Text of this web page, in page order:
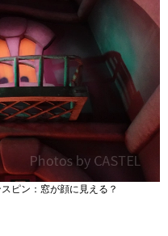
ピン：窓が顔に見える？